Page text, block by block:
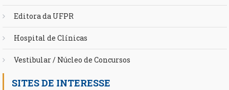
Editora da UFPR
Hospital de Clínicas
Vestibular / Núcleo de Concursos
SITES DE INTERESSE